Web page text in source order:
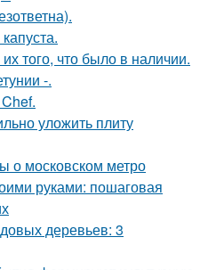
того, что было в наличии.
-.
уложить плиту
о московском метро
руками: пошаговая
деревьев: 3